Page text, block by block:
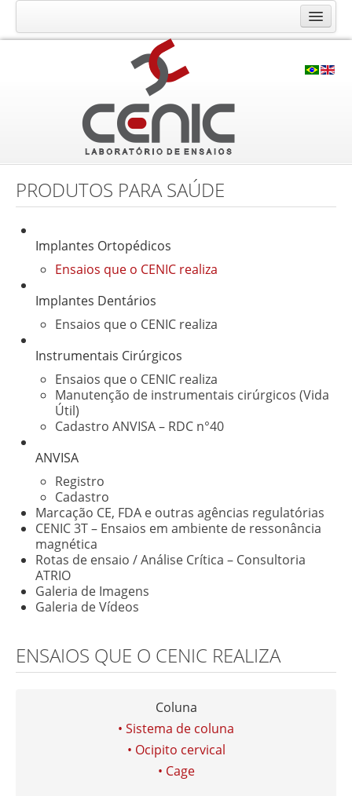
O Laboratório CENIC
Infraestrutura
Ensaios e Análises
Consultoria e Cursos
Solicite seu orçamento
Trabalhe Conosco
PRODUTOS PARA SAÚDE
Implantes Ortopédicos
Ensaios que o CENIC realiza
Implantes Dentários
Ensaios que o CENIC realiza
Instrumentais Cirúrgicos
Ensaios que o CENIC realiza
Manutenção de instrumentais cirúrgicos (Vida
Útil)
Cadastro ANVISA – RDC n°40
ANVISA
Registro
Cadastro
Marcação CE, FDA e outras agências regulatórias
CENIC 3T – Ensaios em ambiente de ressonância
magnética
Rotas de ensaio / Análise Crítica – Consultoria
ATRIO
Galeria de Imagens
Galeria de Vídeos
ENSAIOS QUE O CENIC REALIZA
Coluna
• Sistema de coluna
• Ocipito cervical
• Cage